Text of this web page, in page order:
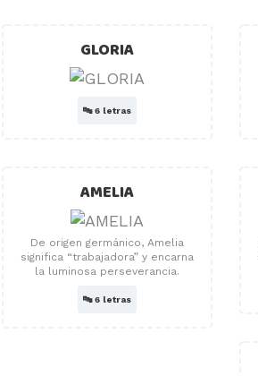
GLORIA
🔤6 letras
AMELIA
De origen germánico, Amelia
significa “trabajadora” y encarna
la luminosa perseverancia.
🔤6 letras